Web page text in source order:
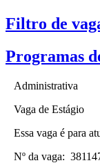
Filtro de
Programas
Administrativa
Vaga de Estágio
Essa vaga é para
Nº da vaga: